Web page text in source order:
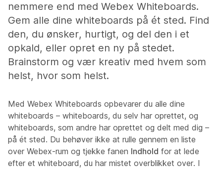
nemmere end med Webex Whiteboards.
Gem alle dine whiteboards på ét sted. Find
den, du ønsker, hurtigt, og del den i et
opkald, eller opret en ny på stedet.
Brainstorm og vær kreativ med hvem som
helst, hvor som helst.
Med Webex Whiteboards opbevarer du alle dine
whiteboards – whiteboards, du selv har oprettet, og
whiteboards, som andre har oprettet og delt med dig –
på ét sted. Du behøver ikke at rulle gennem en liste
over Webex-rum og tjekke fanen Indhold for at lede
efter et whiteboard, du har mistet overblikket over. I